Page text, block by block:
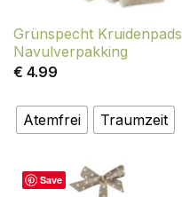
Grünspecht Kruidenpads
Navulverpakking
€ 4.99
Atemfrei Traumzeit
Save